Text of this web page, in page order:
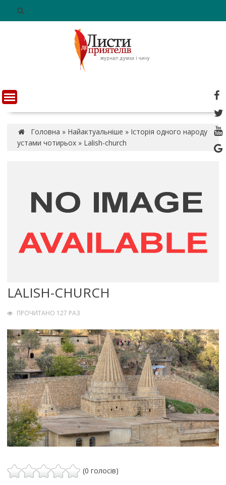
n
t
Головна » Найактуальніше » Історія одного народу
устами чотирьох » Lalish-church
LALISH-CHURCH
ПРОЧИТАНО 127 РАЗ
(0 голосів)